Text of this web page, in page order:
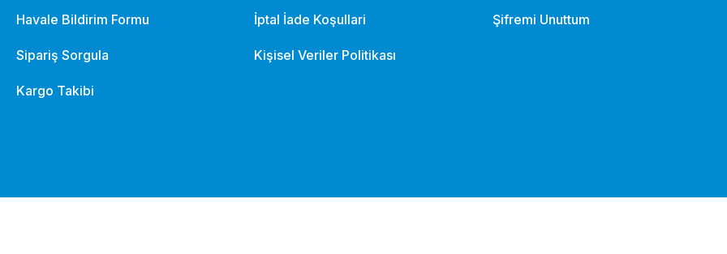
Havale Bildirim Formu
Sipariş Sorgula
Kargo Takibi
İptal İade Koşullari
Kişisel Veriler Politikası
Şifremi Unuttum